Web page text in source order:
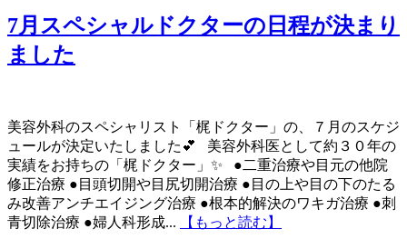
7月スペシャルドクターの日程が決まり
ました
美容外科のスペシャリスト「梶ドクター」の、７月のスケジ
ュールが決定いたしました💕 美容外科医として約３０年の
実績をお持ちの「梶ドクター」✨ ●二重治療や目元の他院
修正治療 ●目頭切開や目尻切開治療 ●目の上や目の下のたる
み改善アンチエイジング治療 ●根本的解決のワキガ治療 ●刺
青切除治療 ●婦人科形成...
【もっと読む】